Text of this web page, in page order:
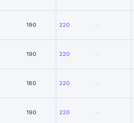
190 220
190 220
180 220
190 220
—
—
—
—